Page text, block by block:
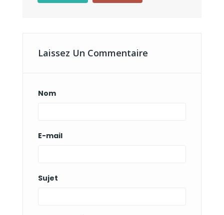
Laissez Un Commentaire
Nom
E-mail
Sujet